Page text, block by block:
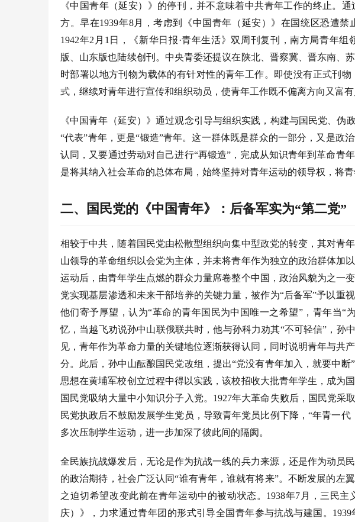
《中国青年（延安）》的停刊，并不意味着中共青年工作的终止。
方。早在1939年8月，考虑到《中国青年（延安）》在国统区恐遭禁
1942年2月1日，《新华日报·青年生活》双周刊复刊，南方局青年
版、山东版也陆续创刊。中央青委还提议在陕北、晋察冀、晋东南、
时部署以地方刊物为载体的有针对性的青年工作。即使没有正式刊
式，继续对青年进行宣传和组织动员，使青年工作既不偏离方向又富有
《中国青年（延安）》通过观念引导与组织实践，构建与国民党、伪
“代表”青年，更是“锻造”青年。这一群体既是群众的一部分，又是政
认同，又要通过劳动对自己进行“再锻造”，完成从知识青年到革命青
是将其纳入社会革命的总体布局，始终坚持对青年运动的领导权，将青
二、国民党的《中国青年》：后备军实为“第二党”
相较于中共，随着国民党由松散型组织向集中型政党的转变，其对青
山领导的革命组织以会党为主体，并未将青年作为独立的政治群体加
运动后，由青年学生点燃的群众力量席卷整个中国，政治风貌为之一
党实现基层渗透和未来干部培养的关键力量，被作为“后备军”予以重
他们寄予厚望，认为“革命的青年国民为中国唯一之希望”，青年当“
忆，当越飞劝说孙中山联俄联共时，他与孙科力劝其“不可轻信”，孙
见，青年作为革命力量的关键地位逐渐获得认同，同时说明青年与共
分。此后，孙中山酝酿国民党改组，提出“党没有青年加入，就要中
思想在黄埔军校创立过程中得以实践，该校招收大批青年学生，成为
国民党吸纳大量中小知识分子入党。1927年大革命失败后，国民党采
民党执政后不鼓励发展学生党员，导致青年党员比例下降，“年青一
多次压制学生运动，进一步加深了彼此间的隔阂。
全民族抗战爆发后，无论是作为抗战一线的兵力来源，还是作为动员
的政治期待，社会广泛认同“谁有青年，谁就有将来”。不断发展的左
之迫切希望改变此前在青年运动中的被动状态。1938年7月，三民
庆）》，力求通过青年团的形式引导全国青年参与抗战与建国。